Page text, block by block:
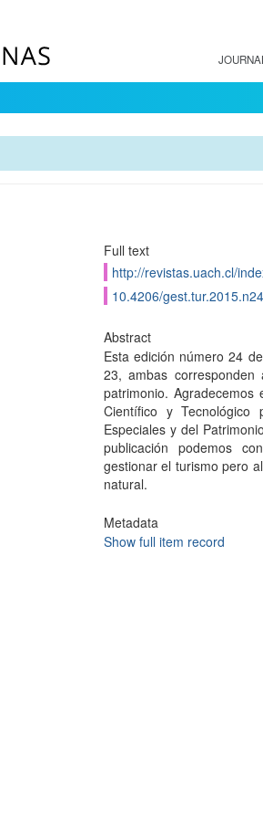
Full text
http://revistas.uach.cl/
10.4206/
Abstract
Esta edición número 24
23, ambas
patrimonio.
Científico y Tecnológico
Especiales y del
publicación podemos
gestionar el turismo pero
natural.
Metadata
Show full item record